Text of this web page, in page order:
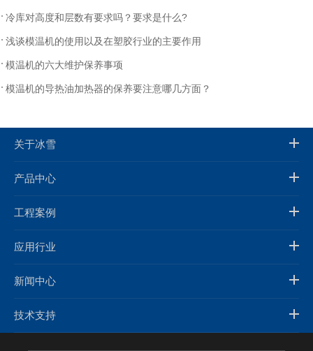
冷库对高度和层数有要求吗？要求是什么?
浅谈模温机的使用以及在塑胶行业的主要作用
模温机的六大维护保养事项
模温机的导热油加热器的保养要注意哪几方面？
关于冰雪
产品中心
工程案例
应用行业
新闻中心
技术支持